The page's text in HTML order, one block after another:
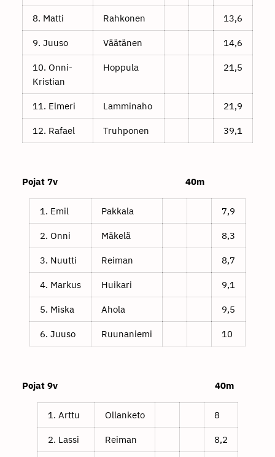
8. Matti Rahkonen 13,6
9. Juuso Väätänen 14,6
10. Onni-
Kristian
Hoppula 21,5
11. Elmeri Lamminaho 21,9
12. Rafael Truhponen 39,1
Pojat 7v 40m
1. Emil Pakkala 7,9
2. Onni Mäkelä 8,3
3. Nuutti Reiman 8,7
4. Markus Huikari 9,1
5. Miska Ahola 9,5
6. Juuso Ruunaniemi 10
Pojat 9v 40m
1. Arttu Ollanketo 8
2. Lassi Reiman 8,2